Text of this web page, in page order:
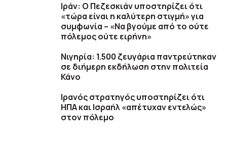
Ιράν: Ο Πεζεσκιάν υποστηρίζει ότι
«τώρα είναι η καλύτερη στιγμή» για
συμφωνία – «Να βγούμε από το ούτε
πόλεμος ούτε ειρήνη»
Νιγηρία: 1.500 ζευγάρια παντρεύτηκαν
σε διήμερη εκδήλωση στην πολιτεία
Κάνο
Ιρανός στρατηγός υποστηρίζει ότι
ΗΠΑ και Ισραήλ «απέτυχαν εντελώς»
στον πόλεμο